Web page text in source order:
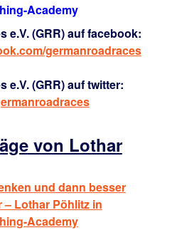
Academy
e.V. (GRR) auf facebook:
germanroadraces
e.V. (GRR) auf twitter:
von Lothar
und dann besser
Lothar Pöhlitz in
Academy